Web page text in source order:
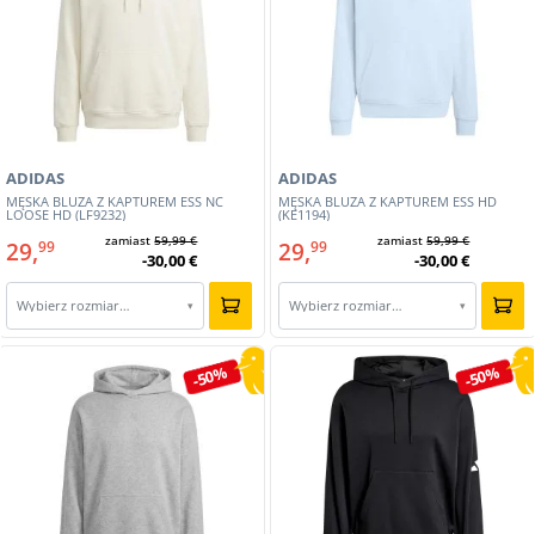
MĘSKA BLUZA Z KAPTUREM ESS NC
LOOSE HD (LF9232)
ADIDAS
29,99 zamiast59,99 €
-30,00 €
Wybierz rozmiar… ▾
MĘSKA BLUZA Z KAPTUREM ESS HD
(KE1194)
ADIDAS
29,99 zamiast59,99 €
-30,00 €
Wybierz rozmiar… ▾
-50% -50%